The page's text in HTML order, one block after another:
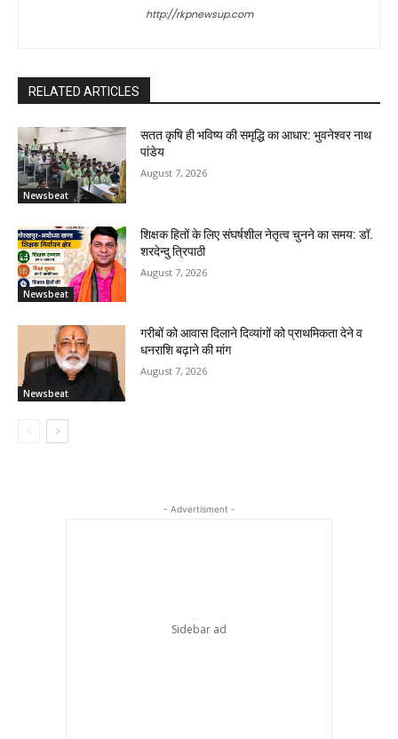
http://rkpnewsup.com
RELATED ARTICLES
Newsbeat
सतत कृषि ही भविष्य की समृद्धि का आधार: भुवनेश्वर नाथ
पांडेय
August 7, 2026
Newsbeat
शिक्षक हितों के लिए संघर्षशील नेतृत्व चुनने का समय: डॉ.
शरदेन्दु त्रिपाठी
August 7, 2026
Newsbeat
गरीबों को आवास दिलाने दिव्यांगों को प्राथमिकता देने व
धनराशि बढ़ाने की मांग
August 7, 2026
- Advertisment -